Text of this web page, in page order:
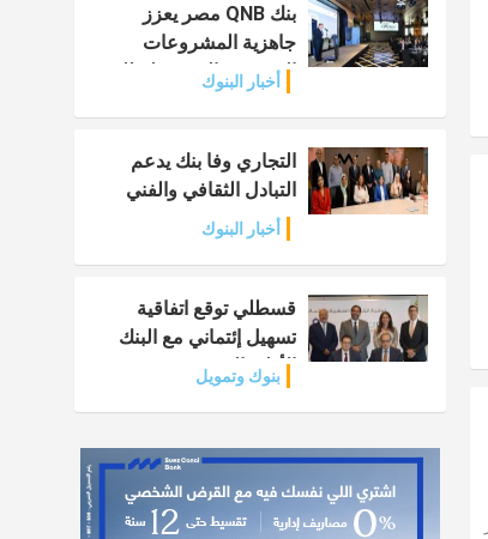
بنك QNB مصر يعزز
جاهزية المشروعات
الصغيرة والمتوسطة للنمو
والتوسع
أخبار البنوك
التجاري وفا بنك يدعم
التبادل الثقافي والفني
أخبار البنوك
قسطلي توقع اتفاقية
تسهيل إئتماني مع البنك
الأهلي المصري
بنوك وتمويل